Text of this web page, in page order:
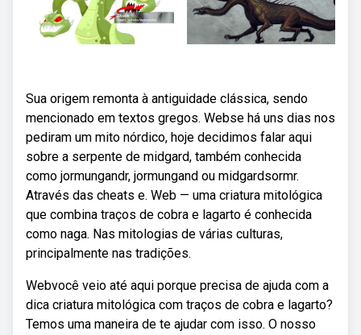
Sua origem remonta à antiguidade clássica, sendo
mencionado em textos gregos. Webse há uns dias nos
pediram um mito nórdico, hoje decidimos falar aqui
sobre a serpente de midgard, também conhecida
como jormungandr, jormungand ou midgardsormr.
Através das cheats e. Web — uma criatura mitológica
que combina traços de cobra e lagarto é conhecida
como naga. Nas mitologias de várias culturas,
principalmente nas tradições.
Webvocê veio até aqui porque precisa de ajuda com a
dica criatura mitológica com traços de cobra e lagarto?
Temos uma maneira de te ajudar com isso. O nosso